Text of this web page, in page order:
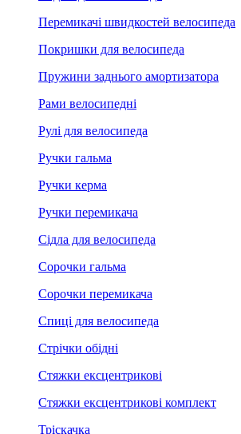
Перемикачі швидкостей велосипеда
Покришки для велосипеда
Пружини заднього амортизатора
Рами велосипедні
Рулі для велосипеда
Ручки гальма
Ручки керма
Ручки перемикача
Сідла для велосипеда
Сорочки гальма
Сорочки перемикача
Спиці для велосипеда
Стрічки обідні
Стяжки ексцентрикові
Стяжки ексцентрикові комплект
Тріскачка